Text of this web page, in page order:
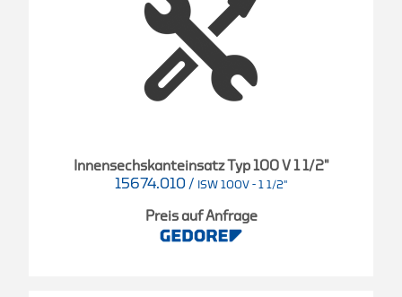
Innensechskanteinsatz Typ 100 V 1 1/2"
15674.010 / ISW 100V - 1 1/2"
Preis auf Anfrage